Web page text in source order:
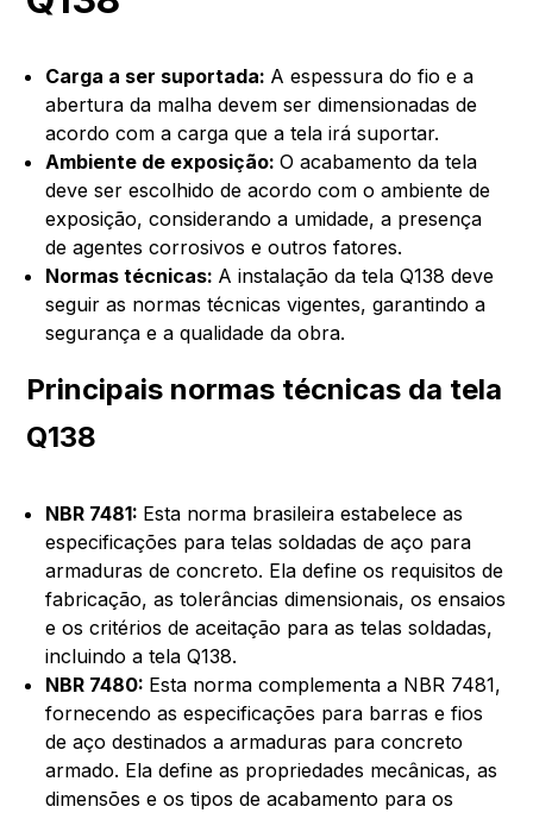
Carga a ser suportada: A espessura do fio e a
abertura da malha devem ser dimensionadas de
acordo com a carga que a tela irá suportar.
Ambiente de exposição:O acabamento da tela
deve ser escolhido de acordo com o ambiente de
exposição, considerando a umidade, a presença
de agentes corrosivos e outros fatores.
Normas técnicas: A instalação da tela Q138 deve
seguir as normas técnicas vigentes, garantindo a
segurança e a qualidade da obra.
Principais normas técnicas da tela
Q138
NBR 7481: Esta norma brasileira estabelece as
especificações para telas soldadas de aço para
armaduras de concreto. Ela define os requisitos de
fabricação, as tolerâncias dimensionais, os ensaios
e os critérios de aceitação para as telas soldadas,
incluindo a tela Q138.
NBR 7480: Esta norma complementa a NBR 7481,
fornecendo as especificações para barras e fios
de aço destinados a armaduras para concreto
armado. Ela define as propriedades mecânicas, as
dimensões e os tipos de acabamento para os